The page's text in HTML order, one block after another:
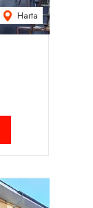
Harta